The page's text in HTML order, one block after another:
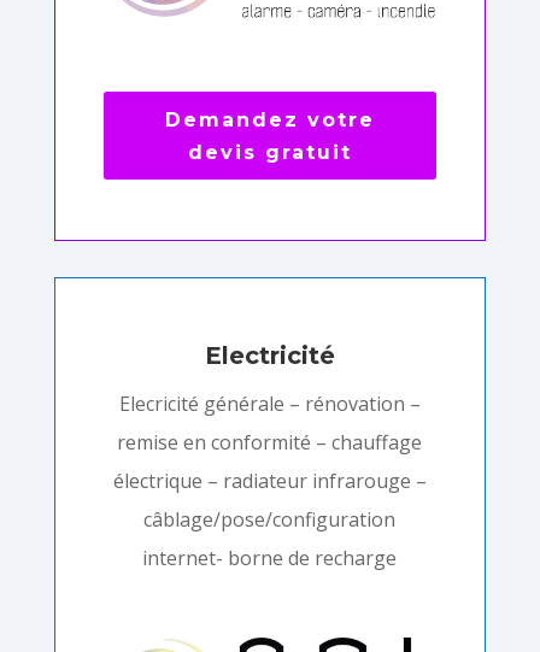
Demandez votre
devis gratuit
Electricité
Elecricité générale – rénovation –
remise en conformité – chauffage
électrique – radiateur infrarouge –
câblage/pose/configuration
internet- borne de recharge